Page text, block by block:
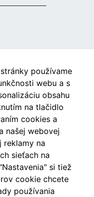
používame
webu a s
obsahu
na tlačidlo
cookies a
našej webovej
reklamy na
sieťach na
si tiež
cookie chcete
používania